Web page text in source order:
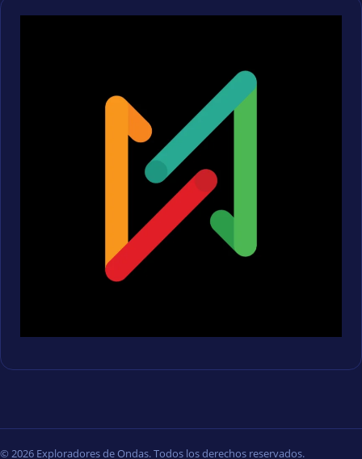
© 2026 Exploradores de Ondas. Todos los derechos reservados.